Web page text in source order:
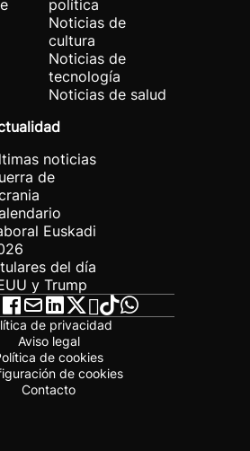
política
Noticias de
cultura
Noticias de
tecnología
Noticias de salud
noticias
de
Euskadi
del día
y Trump
de privacidad
Aviso legal
de cookies
de cookies
Contacto